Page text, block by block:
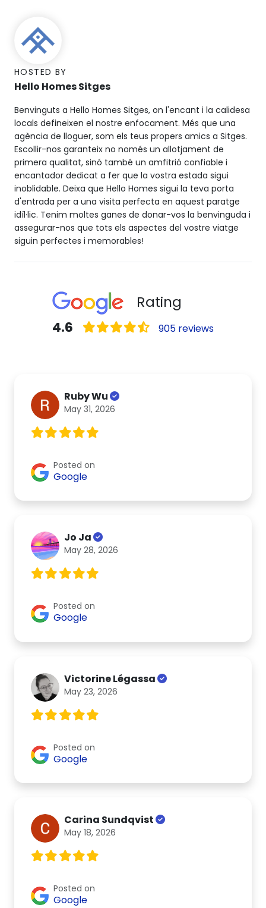
HOSTED BY
Hello Homes Sitges
Benvinguts a Hello Homes Sitges, on l'encant i la calidesa
locals defineixen el nostre enfocament. Més que una
agència de lloguer, som els teus propers amics a Sitges.
Escollir-nos garanteix no només un allotjament de
primera qualitat, sinó també un amfitrió confiable i
encantador dedicat a fer que la vostra estada sigui
inoblidable. Deixa que Hello Homes sigui la teva porta
d'entrada per a una visita perfecta en aquest paratge
idíl·lic. Tenim moltes ganes de donar-vos la benvinguda i
assegurar-nos que tots els aspectes del vostre viatge
siguin perfectes i memorables!
Rating
4.6 905 reviews
Ruby Wu
May 31, 2026
Posted on
Google
Jo Ja
May 28, 2026
Posted on
Google
Victorine Légassa
May 23, 2026
Posted on
Google
Carina Sundqvist
May 18, 2026
Posted on
Google